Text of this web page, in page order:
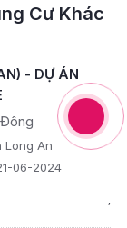
Cư Khác
- DỰ ÁN
Đông
Long An
06-2024